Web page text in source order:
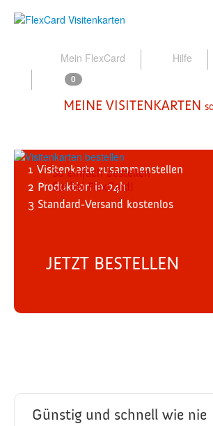
Mein FlexCard Hilfe
0
MEINE VISITENKARTEN
So einfach bestellen
Sie bei FlexCard!
1 Visitenkarte zusammenstellen
2 Produktionin 24h
3 Standard-Versand kostenlos
JETZT BESTELLEN
Günstig und schnell wie nie